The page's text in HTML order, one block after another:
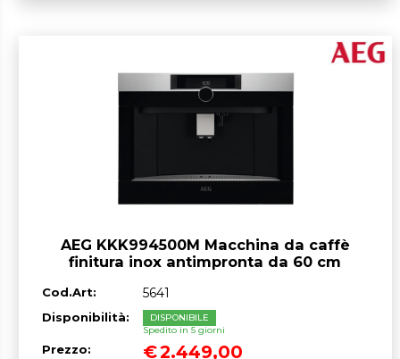
AEG KKK994500M Macchina da caffè
finitura inox antimpronta da 60 cm
Cod.Art: 5641
Disponibilità:
DISPONIBILE
Spedito in 5 giorni
Prezzo: €2.449,00